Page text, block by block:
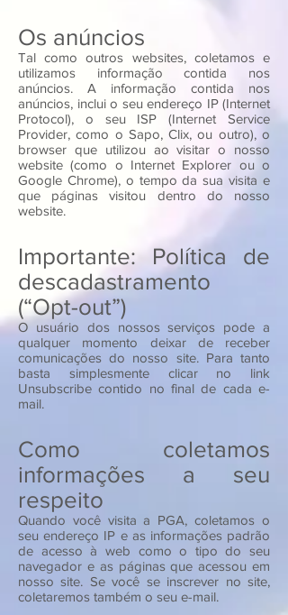
Os anúncios
Tal como outros websites, coletamos e
utilizamos informação contida nos
anúncios. A informação contida nos
anúncios, inclui o seu endereço IP (Internet
Protocol), o seu ISP (Internet Service
Provider, como o Sapo, Clix, ou outro), o
browser que utilizou ao visitar o nosso
website (como o Internet Explorer ou o
Google Chrome), o tempo da sua visita e
que páginas visitou dentro do nosso
website.
Importante: Política de
descadastramento
(“Opt-out”)
O usuário dos nossos serviços pode a
qualquer momento deixar de receber
comunicações do nosso site. Para tanto
basta simplesmente clicar no link
Unsubscribe contido no final de cada e-
mail.
Como coletamos
informações a seu
respeito
Quando você visita a PGA, coletamos o
seu endereço IP e as informações padrão
de acesso à web como o tipo do seu
navegador e as páginas que acessou em
nosso site. Se você se inscrever no site,
coletaremos também o seu e-mail.